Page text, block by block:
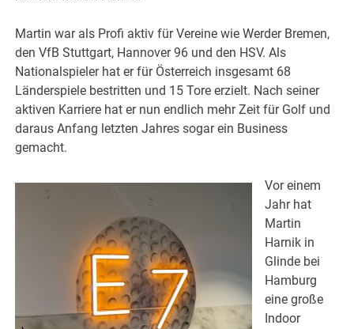
Martin war als Profi aktiv für Vereine wie Werder Bremen,
den VfB Stuttgart, Hannover 96 und den HSV. Als
Nationalspieler hat er für Österreich insgesamt 68
Länderspiele bestritten und 15 Tore erzielt. Nach seiner
aktiven Karriere hat er nun endlich mehr Zeit für Golf und
daraus Anfang letzten Jahres sogar ein Business
gemacht.
Vor einem
Jahr hat
Martin
Harnik in
Glinde bei
Hamburg
eine große
Indoor